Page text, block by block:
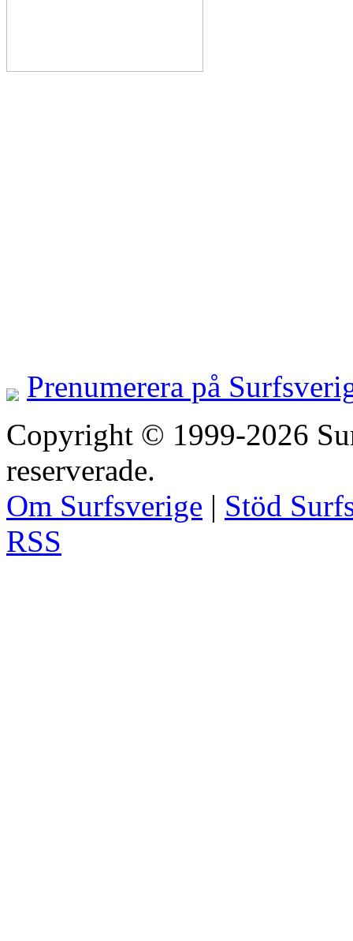
Prenumerera på
Copyright © 1999-2026
reserverade.
Om Surfsverige | Stöd
RSS